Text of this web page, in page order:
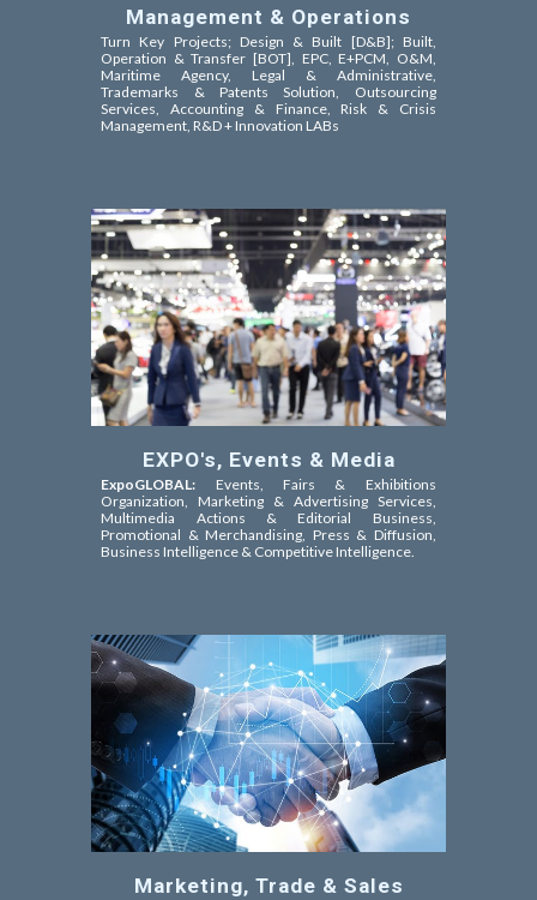
Management & Operations
Turn Key Projects; Design & Built [D&B]; Built,
Operation & Transfer [BOT], EPC, E+PCM, O&M,
Maritime Agency, Legal & Administrative,
Trademarks & Patents Solution, Outsourcing
Services, Accounting & Finance, Risk & Crisis
Management, R&D + Innovation LABs
EXPO's, Events & Media
ExpoGLOBAL:
Events, Fairs & Exhibitions
Organization, Marketing & Advertising Services,
Multimedia Actions & Editorial Business,
Promotional & Merchandising, Press & Diffusion,
Business Intelligence & Competitive Intelligence.
Marketing, Trade & Sales